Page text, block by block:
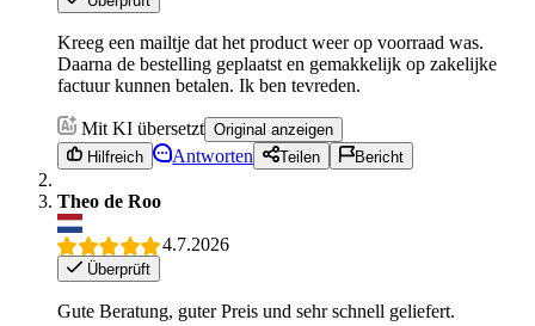
Kreeg een mailtje dat het product weer op voorraad was.
Daarna de bestelling geplaatst en gemakkelijk op zakelijke
factuur kunnen betalen. Ik ben tevreden.
Mit KI übersetzt Original anzeigen
Hilfreich
Antworten Teilen Bericht
Theo de Roo
4.7.2026
Überprüft
Gute Beratung, guter Preis und sehr schnell geliefert.